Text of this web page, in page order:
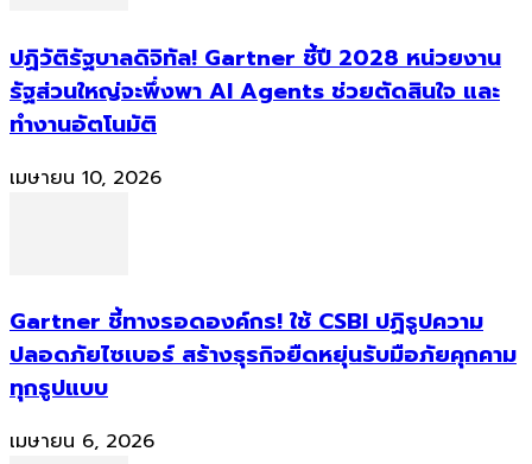
ปฏิวัติรัฐบาลดิจิทัล! Gartner ชี้ปี 2028 หน่วยงาน
รัฐส่วนใหญ่จะพึ่งพา AI Agents ช่วยตัดสินใจ และ
ทำงานอัตโนมัติ
เมษายน 10, 2026
Gartner ชี้ทางรอดองค์กร! ใช้ CSBI ปฏิรูปความ
ปลอดภัยไซเบอร์ สร้างธุรกิจยืดหยุ่นรับมือภัยคุกคาม
ทุกรูปแบบ
เมษายน 6, 2026